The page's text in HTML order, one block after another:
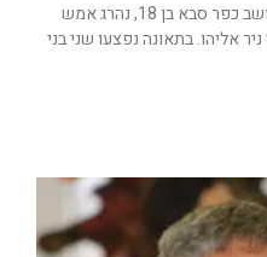
טרגדיה קשה: אופיר משה אביעד, תושב כפר סבא בן 18, נהרג אמש
אליהו. בתאונה נפצעו שני בני